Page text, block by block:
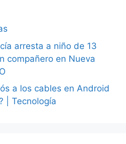
arresta a niño de 13
compañero en Nueva
a los cables en Android
| Tecnología